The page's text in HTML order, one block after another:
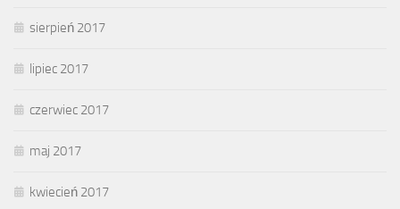
sierpień 2017
lipiec 2017
czerwiec 2017
maj 2017
kwiecień 2017